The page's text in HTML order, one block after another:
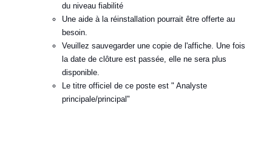
du niveau fiabilité
Une aide à la réinstallation pourrait être offerte au
besoin.
Veuillez sauvegarder une copie de l'affiche. Une fois
la date de clôture est passée, elle ne sera plus
disponible.
Le titre officiel de ce poste est " Analyste
principale/principal"